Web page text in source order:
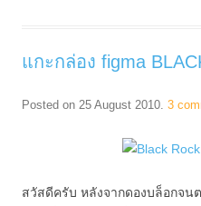
แกะกล่อง figma
Posted on 25 August 2010. 3
สวัสดีครับ หลังจากดองบล็อกจน